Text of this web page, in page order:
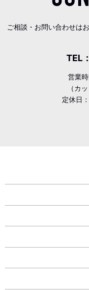
ご相談・お問い合わせは
TEL：
営業
（カ
定休日